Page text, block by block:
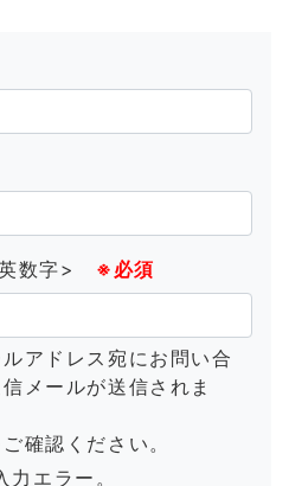
英数字> ※必須
アドレス宛にお問い合
メールが送信されま
確認ください。
エラー。